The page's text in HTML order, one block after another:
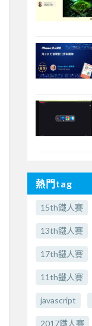
熱門tag
15th鐵人賽
13th鐵人賽
17th鐵人賽
11th鐵人賽
javascript
2017鐵人賽